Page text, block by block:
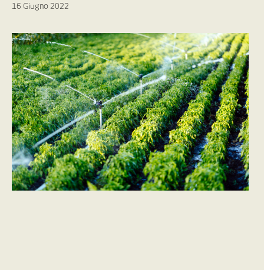
16 Giugno 2022